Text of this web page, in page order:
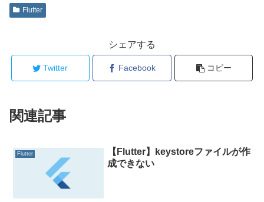
Flutter
シェアする
Twitter Facebook コピー
関連記事
Flutter
【Flutter】keystoreファイルが作
成できない